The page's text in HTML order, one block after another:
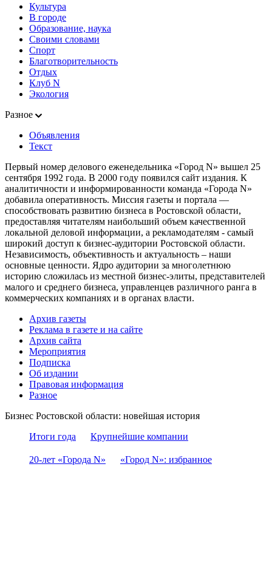
Культура
В городе
Образование, наука
Своими словами
Спорт
Благотворительность
Отдых
Клуб N
Экология
Разное
Объявления
Текст
Первый номер делового еженедельника «Город N» вышел 25
сентября 1992 года. В 2000 году появился сайт издания. К
аналитичности и информированности команда «Города N»
добавила оперативность. Миссия газеты и портала —
способствовать развитию бизнеса в Ростовской области,
предоставляя читателям наибольший объем качественной
локальной деловой информации, а рекламодателям - самый
широкий доступ к бизнес-аудитории Ростовской области.
Независимость, объективность и актуальность – наши
основные ценности. Ядро аудитории за многолетнюю
историю сложилась из местной бизнес-элиты, представителей
малого и среднего бизнеса, управленцев различного ранга в
коммерческих компаниях и в органах власти.
Архив газеты
Реклама в газете и на сайте
Архив сайта
Мероприятия
Подписка
Об издании
Правовая информация
Разное
Бизнес Ростовской области: новейшая история
Итоги года
Крупнейшие компании
20-лет «Города N» «Город N»: избранное